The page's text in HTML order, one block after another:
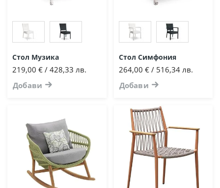
Стол Музика
219,00 € / 428,33 лв.
Добави
Стол Симфония
264,00 € / 516,34 лв.
Добави